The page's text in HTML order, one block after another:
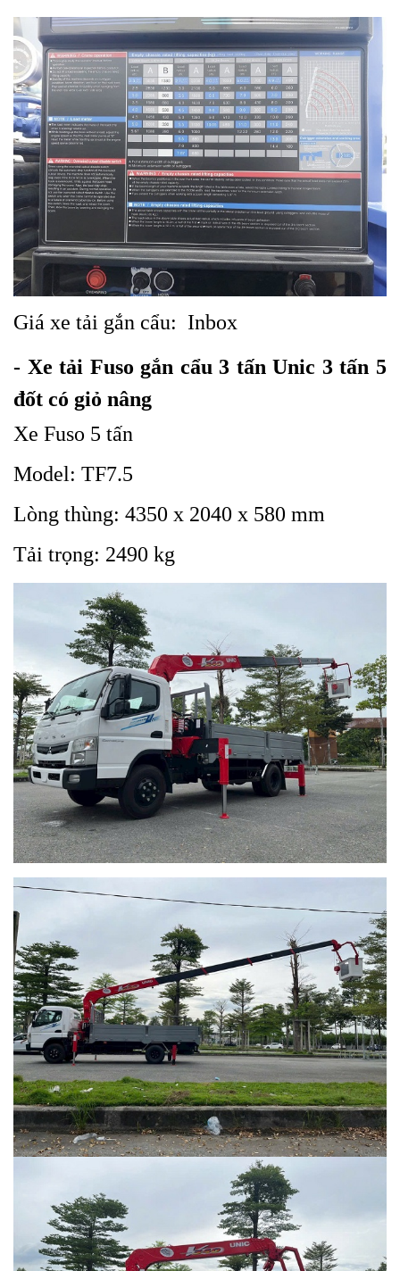
Giá xe tải gắn cẩu: Inbox
- Xe tải Fuso gắn cẩu 3 tấn Unic 3 tấn 5
đốt có giỏ nâng
Xe Fuso 5 tấn
Model: TF7.5
Lòng thùng: 4350 x 2040 x 580 mm
Tải trọng: 2490 kg